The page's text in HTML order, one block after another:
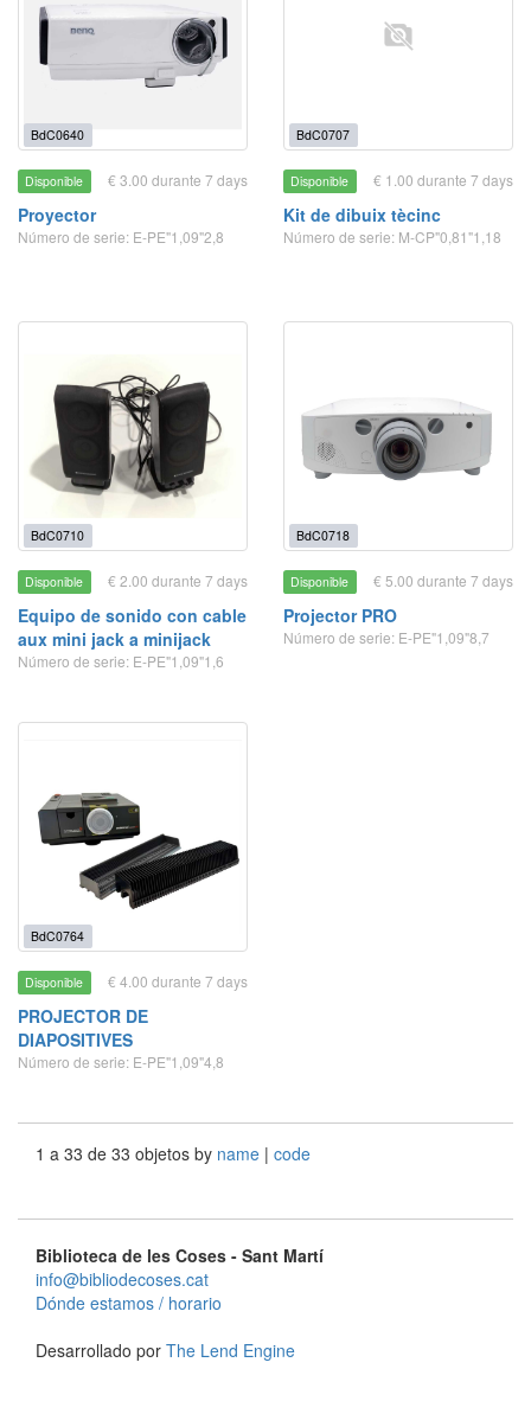
BdC0640
Disponible € 3.00 durante 7 days
Proyector
Número de serie: E-PE"1,09"2,8
BdC0707
Disponible € 1.00 durante 7 days
Kit de dibuix tècinc
Número de serie: M-CP"0,81"1,18
BdC0710
Disponible € 2.00 durante 7 days
Equipo de sonido con cable
aux mini jack a minijack
Número de serie: E-PE"1,09"1,6
BdC0718
Disponible € 5.00 durante 7 days
Projector PRO
Número de serie: E-PE"1,09"8,7
BdC0764
Disponible € 4.00 durante 7 days
PROJECTOR DE
DIAPOSITIVES
Número de serie: E-PE"1,09"4,8
1 a 33 de 33 objetos by name | code
Biblioteca de les Coses - Sant Martí
info@bibliodecoses.cat
Dónde estamos / horario
Desarrollado por The Lend Engine